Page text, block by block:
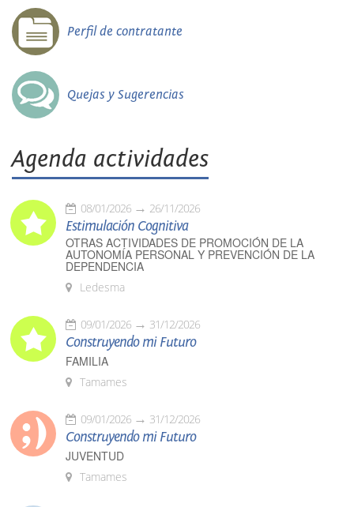
Perfil de contratante
Quejas y Sugerencias
Agenda actividades
08/01/2026 26/11/2026
Estimulación Cognitiva
OTRAS ACTIVIDADES DE PROMOCIÓN DE LA
AUTONOMÍA PERSONAL Y PREVENCIÓN DE LA
DEPENDENCIA
Ledesma
09/01/2026 31/12/2026
Construyendo mi Futuro
FAMILIA
Tamames
09/01/2026 31/12/2026
Construyendo mi Futuro
JUVENTUD
Tamames